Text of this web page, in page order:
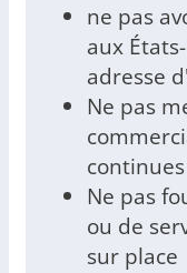
ne pas
aux
adresse
Ne pas
Ne pas
ou de
sur place